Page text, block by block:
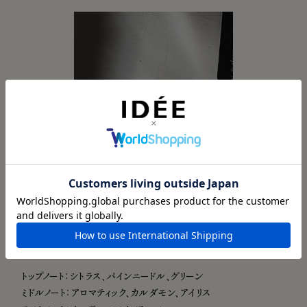
luz 【ルス（光）】
荘厳なパインニードルと鮮やかなシトラスの個性を融合させ、
高貴なカルダモン、アイリスを溶け込ませたウッディ際立つ上
質な香り。
トップノート：シトラス、パインニードル、グリーン
ミドルノート：アロマティック、カルダモン、アイリス